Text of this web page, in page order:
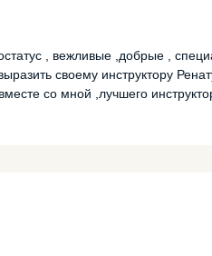
, вежливые ,добрые ,
своему инструктору
со мной ,лучшего